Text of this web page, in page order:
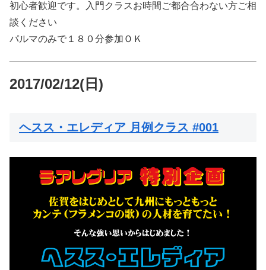
初心者歓迎です。入門クラスお時間ご都合合わない方ご相
談ください
パルマのみで１８０分参加ＯＫ
2017/02/12(日)
ヘスス・エレディア 月例クラス #001